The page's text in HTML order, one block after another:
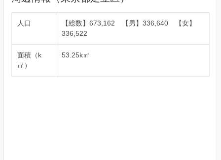
人口
【総数】673,162 【男】336,640 【女】
336,522
面積（k
㎡）
53.25k㎡